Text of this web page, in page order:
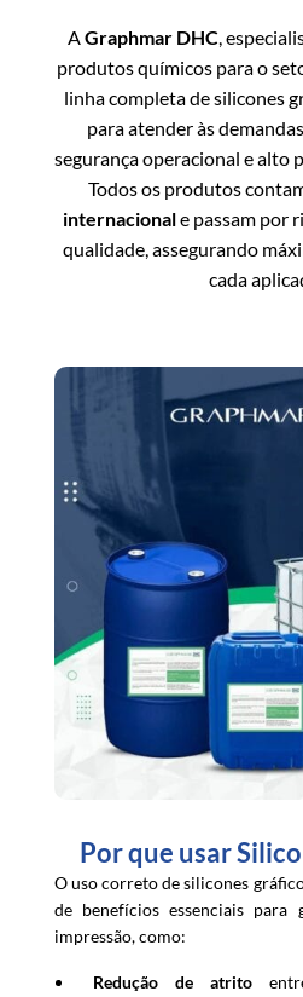
AGraphmar DHC,
produtos químicos para o
linha completa de silicones
para atender às
segurança operacional e alto
Todos os produtos
internacionale passam por
qualidade, assegurando
cada
Por que usar
O uso correto de silicones
de benefícios essenciais para
impressão, como:
Redução de atrito